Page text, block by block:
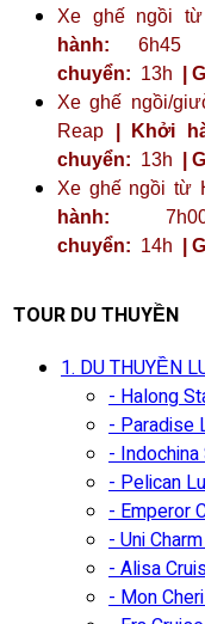
Xe ghế ngồi
hành: 6h45
chuyển: 13h |
Xe ghế ngồi/
Reap
| Khởi
chuyển: 13h |
Xe ghế ngồi từ
hành:
chuyển: 14h |
TOUR DU THUYỀN
1. DU THUYỀN
- Halong
- Paradise
-
- Pelican
- Emperor
- Uni
- Alisa
- Mon